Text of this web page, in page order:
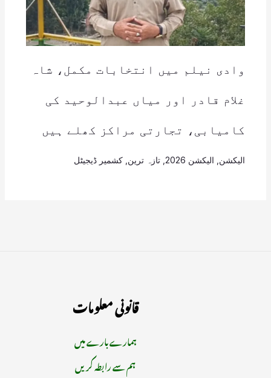
وادی نیلم میں انتخابات مکمل، شاہ
غلام قادر اور میاں عبدالوحید کی
کامیابی، تجارتی مراکز کھلے ہیں
الیکشن الیکشن 2026 , تازہ ترین کشمیر ڈیجیٹل
قانونی معلومات
ہمارے بارے میں
ہم سے رابطہ کریں